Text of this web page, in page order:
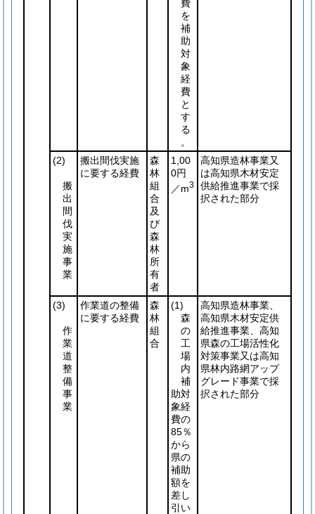
費
を
補
助
対
象
経
費
と
す
る
。
(2)
搬
出
間
伐
実
施
事
業
搬出間伐実施
に要する経費
森
林
組
合
及
び
森
林
所
有
者
1,00
0円
／m3
高知県造林事業又
は高知県木材安定
供給推進事業で採
択された部分
(3)
作
業
道
整
備
事
業
作業道の整備
に要する経費
森
林
組
合
(1)
森
の
工
場
内
補
助対
象経
費の
85％
から
県の
補助
額を
差し
引い
高知県造林事業、
高知県木材安定供
給推進事業、高知
県森の工場活性化
対策事業又は高知
県林内路網アップ
グレード事業で採
択された部分